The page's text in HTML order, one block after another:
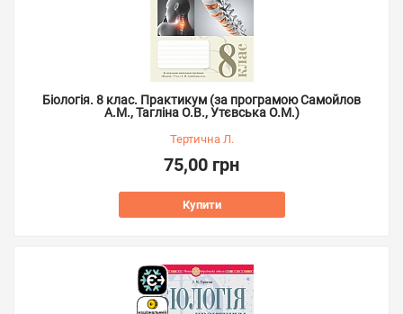
Біологія. 8 клас. Практикум (за програмою Самойлов
А.М., Тагліна О.В., Утєвська О.М.)
Тертична Л.
75,00 грн
Купити